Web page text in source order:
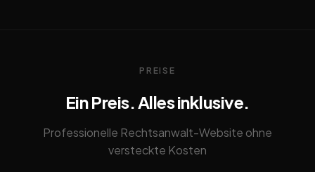
PREISE
Ein Preis. Alles inklusive.
Professionelle Rechtsanwalt-Website ohne
versteckte Kosten